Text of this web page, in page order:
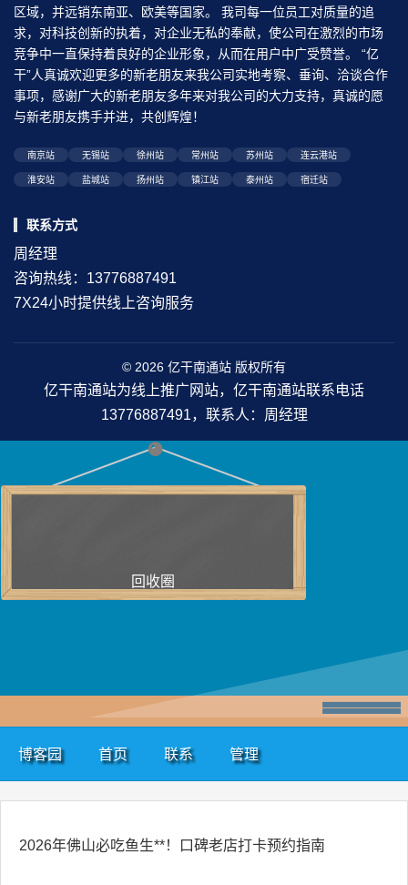
区域，并远销东南亚、欧美等国家。 我司每一位员工对质量的追
求，对科技创新的执着，对企业无私的奉献，使公司在激烈的市场
竞争中一直保持着良好的企业形象，从而在用户中广受赞誉。 “亿
干”人真诚欢迎更多的新老朋友来我公司实地考察、垂询、洽谈合作
事项，感谢广大的新老朋友多年来对我公司的大力支持，真诚的愿
与新老朋友携手并进，共创辉煌！
南京站 无锡站 徐州站 常州站 苏州站 连云港站
淮安站 盐城站 扬州站 镇江站 泰州站 宿迁站
联系方式
周经理
咨询热线：13776887491
7X24小时提供线上咨询服务
© 2026 亿干南通站 版权所有
亿干南通站为线上推广网站，亿干南通站联系电话
13776887491，联系人：周经理
回收圈
博客园 首页 联系 管理
2026年佛山必吃鱼生**！口碑老店打卡预约指南